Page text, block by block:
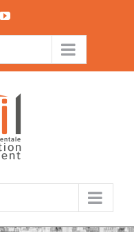
YouTube